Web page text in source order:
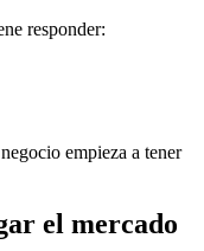
responder:
empieza a tener
el mercado